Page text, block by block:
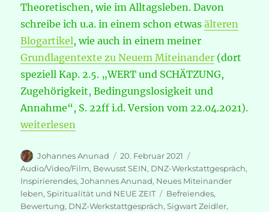
Theoretischen, wie im Alltagsleben. Davon
schreibe ich u.a. in einem schon etwasälteren
Blogartikel, wie auch in einem meiner
Grundlagentexte zu Neuem Miteinander (dort
speziell Kap. 2.5. „WERT und SCHÄTZUNG,
Zugehörigkeit, Bedingungslosigkeit und
Annahme“, S. 22ff i.d. Version vom 22.04.2021).
„DNZ-Werkstattgespräch – mit Sigwart Zeidler:
weiterlesen
Autor
Johannes Anunad
Veröffentlicht
am
20. Februar 2021
Audio/Video/Film, Bewusst SEIN, DNZ-Werkstattgespräch,
Inspirierendes,Johannes Anunad, Neues Miteinander
leben,Spiritualität und NEUE ZEIT Schlagwörter
Befreiendes,
Bewertung, DNZ-Werkstattgespräch,Sigwart Zeidler,